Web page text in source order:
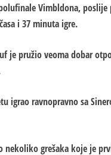
Vimbldona,
i 37 minuta igre.
je pružio veoma dobar
igrao ravnopravno sa
nekoliko grešaka koje je